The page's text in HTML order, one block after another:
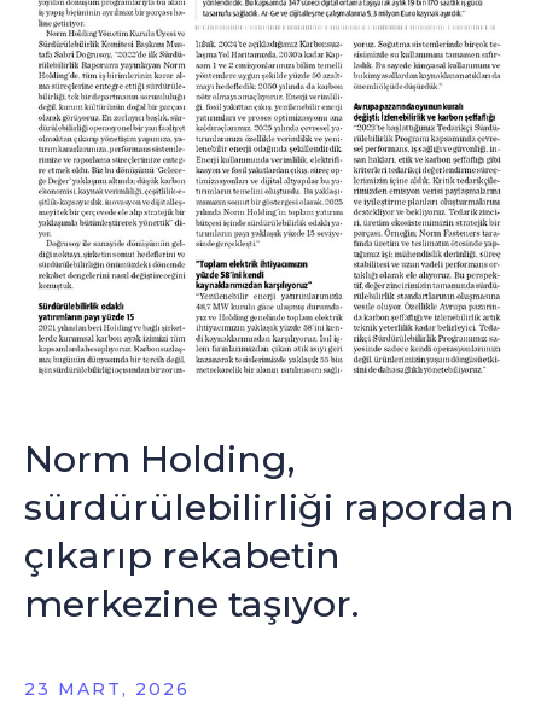
Norm Holding,
sürdürülebilirliği rapordan
çıkarıp rekabetin
merkezine taşıyor.
23 MART, 2026